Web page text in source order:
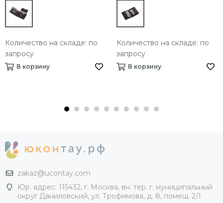
Количество на складе: по
запросу
В корзину
Количество на складе: по
запросу
В корзину
zakaz@ucontay.com
Юр. адрес: 115432, г. Москва, вн. тер. г. муниципальный
округ Даниловский, ул. Трофимова, д. 8, помещ. 2/1